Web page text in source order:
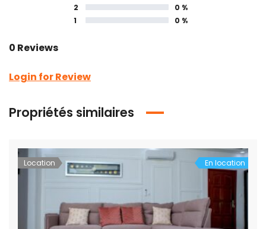
2
0 %
1
0 %
0 Reviews
Login for Review
Propriétés similaires
Location En location